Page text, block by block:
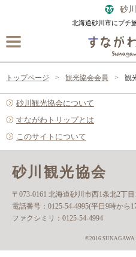
砂
北海道砂川市にプチ
トップページ 観光協会会員 観
砂川観光協会について
すながわトリップとは
このサイトについて
砂川観光協会
〒073-0161 北海道砂川市西1条北2丁
電話番号： 0125-54-4995(平日9時から
ファクシミリ： 0125-54-4994
©2016